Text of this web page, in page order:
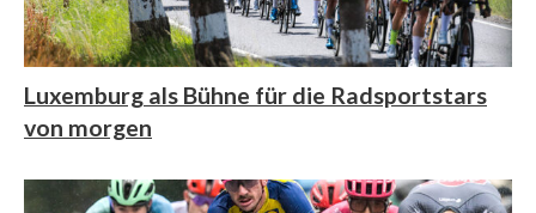
Luxemburg als Bühne für die Radsportstars
von morgen